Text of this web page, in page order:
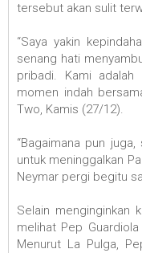
tersebut akan sulit
“Saya yakin
senang hati
pribadi. Kami
momen indah
Two, Kamis (27/12).
“Bagaimana pun
untuk meninggalkan
Neymar pergi begitu
Selain menginginkan
melihat Pep
Menurut La Pulga,